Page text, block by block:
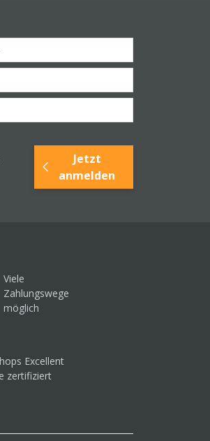
Jetzt
anmelden
Viele
Zahlungswege
möglich